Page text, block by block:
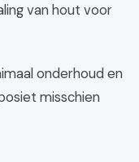
van hout voor
onderhoud en
misschien